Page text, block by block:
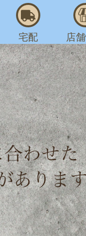
宅配 店
：AM 8:00～PM 7:30
擦り切れ,綺麗な修理,
日）